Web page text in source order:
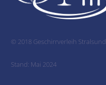
© 2018 Geschirrverleih Stralsund
Stand: Mai 2024